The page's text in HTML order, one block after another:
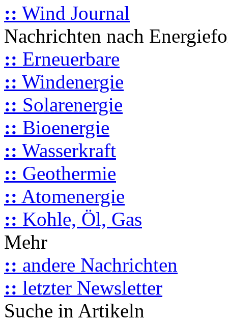
:: Wind Journal
Nachrichten nach
:: Erneuerbare
:: Windenergie
:: Solarenergie
:: Bioenergie
:: Wasserkraft
:: Geothermie
:: Atomenergie
:: Kohle, Öl, Gas
Mehr
:: andere Nachrichten
:: letzter Newsletter
Suche in Artikeln